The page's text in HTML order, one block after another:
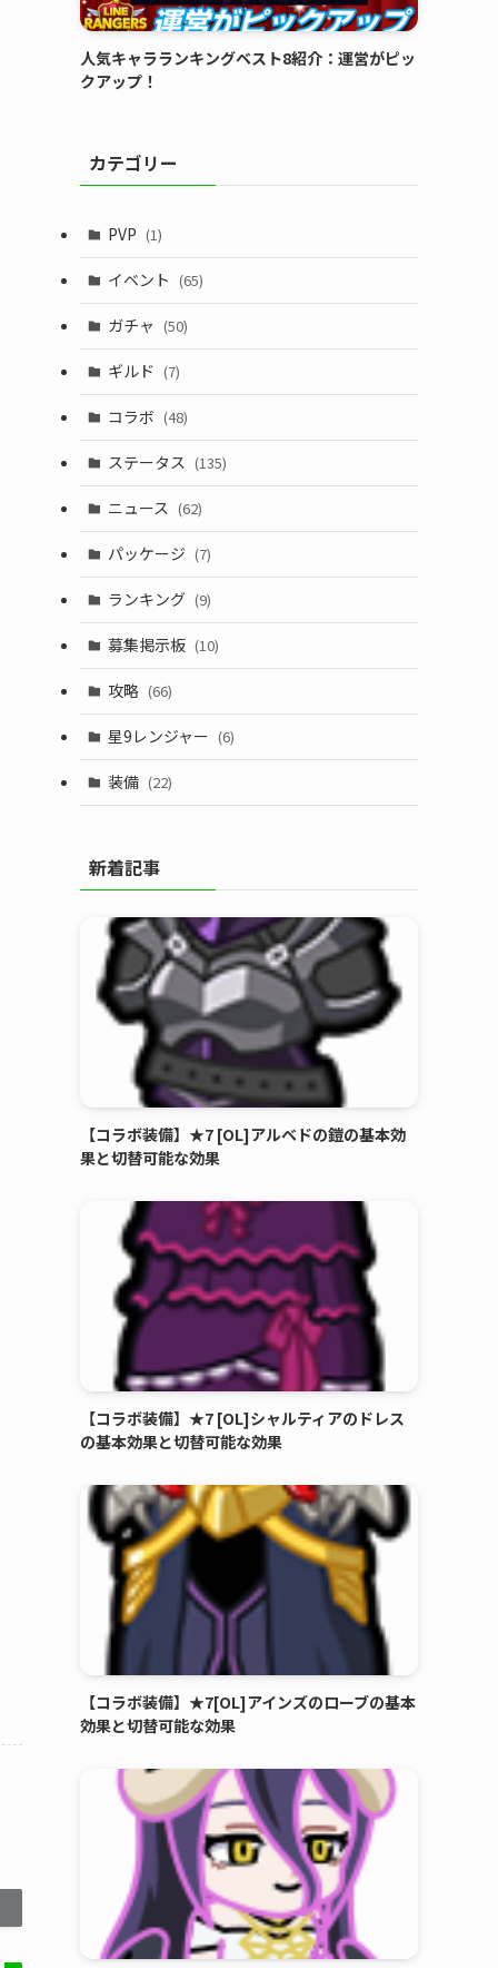
人気キャラランキングベスト8紹介：運営がピッ
クアップ！
カテゴリー
PVP (1)
イベント (65)
ガチャ (50)
ギルド (7)
コラボ (48)
ステータス (135)
ニュース (62)
パッケージ (7)
ランキング (9)
募集掲示板 (10)
攻略 (66)
星9レンジャー (6)
装備 (22)
新着記事
【コラボ装備】★7 [OL]アルベドの鎧の基本効
果と切替可能な効果
【コラボ装備】★7 [OL]シャルティアのドレス
の基本効果と切替可能な効果
【コラボ装備】★7[OL]アインズのローブの基本
効果と切替可能な効果